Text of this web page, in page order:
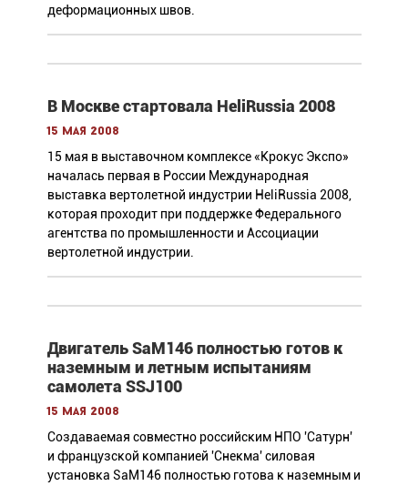
деформационных швов.
В Москве стартовала HeliRussia 2008
15 мая 2008
15 мая в выставочном комплексе «Крокус Экспо»
началась первая в России Международная
выставка вертолетной индустрии HeliRussia 2008,
которая проходит при поддержке Федерального
агентства по промышленности и Ассоциации
вертолетной индустрии.
Двигатель SaM146 полностью готов к
наземным и летным испытаниям
самолета SSJ100
15 мая 2008
Создаваемая совместно российским НПО 'Сатурн'
и французской компанией 'Снекма' силовая
установка SaM146 полностью готова к наземным и